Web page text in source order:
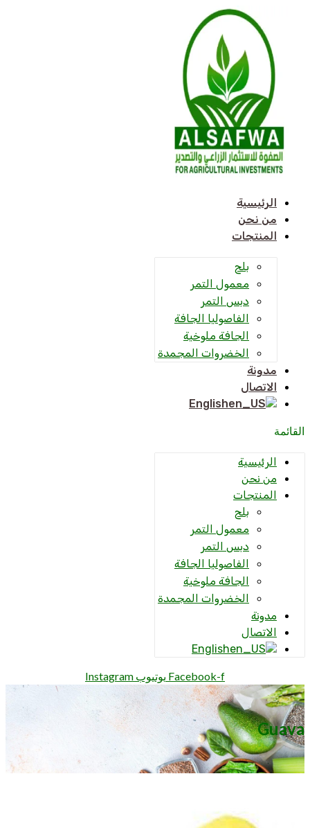
المحتوى
الرئيسية
من نحن
المنتجات
بلح
معمول التمر
دبس التمر
الفاصوليا الجافة
الجافة ملوخية
الخضروات المجمدة
مدونة
الاتصال
English
القائمة
الرئيسية
من نحن
المنتجات
بلح
معمول التمر
دبس التمر
الفاصوليا الجافة
الجافة ملوخية
الخضروات المجمدة
مدونة
الاتصال
English
Facebook-f يوتيوب Instagram
Guava